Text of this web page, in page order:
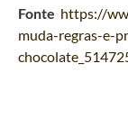
Fonte https://
muda-regras-e-